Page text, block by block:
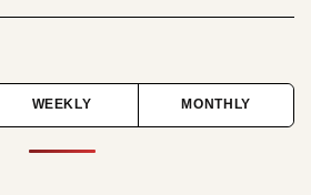
WEEKLY MONTHLY